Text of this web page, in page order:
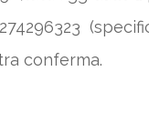
conferma.